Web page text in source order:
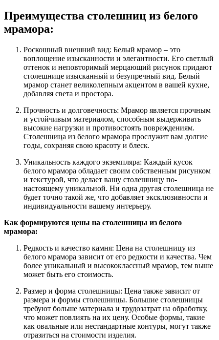
Преимущества столешниц из белого
мрамора:
Роскошный внешний вид: Белый мрамор – это
воплощение изысканности и элегантности. Его светлый
оттенок и неповторимый мерцающий рисунок придают
столешнице изысканный и безупречный вид. Белый
мрамор станет великолепным акцентом в вашей кухне,
добавляя света и простора.
Прочность и долговечность: Мрамор является прочным
и устойчивым материалом, способным выдерживать
высокие нагрузки и противостоять повреждениям.
Столешница из белого мрамора прослужит вам долгие
годы, сохраняя свою красоту и блеск.
Уникальность каждого экземпляра: Каждый кусок
белого мрамора обладает своим собственным рисунком
и текстурой, что делает вашу столешницу по-
настоящему уникальной. Ни одна другая столешница не
будет точно такой же, что добавляет эксклюзивности и
индивидуальности вашему интерьеру.
Как формируются цены на столешницы из белого
мрамора:
Редкость и качество камня: Цена на столешницу из
белого мрамора зависит от его редкости и качества. Чем
более уникальный и высококлассный мрамор, тем выше
может быть его стоимость.
Размер и форма столешницы: Цена также зависит от
размера и формы столешницы. Большие столешницы
требуют больше материала и трудозатрат на обработку,
что может повлиять на их цену. Особые формы, такие
как овальные или нестандартные контуры, могут также
отразиться на стоимости изделия.